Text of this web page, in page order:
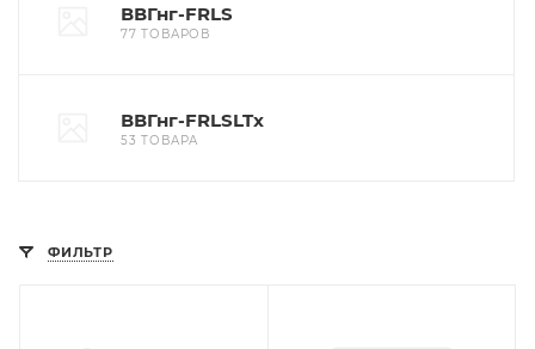
ВВГнг-FRLS
77 ТОВАРОВ
ВВГнг-FRLSLTx
53 ТОВАРА
ФИЛЬТР